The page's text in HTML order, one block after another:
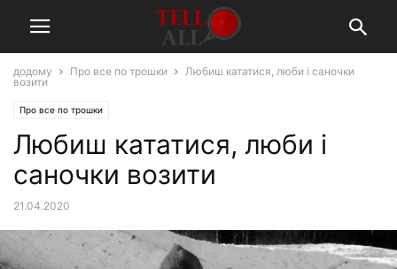
додому Про все по трошки
Любиш кататися, люби і саночки
возити
Про все по трошки
Любиш кататися, люби і
саночки возити
21.04.2020